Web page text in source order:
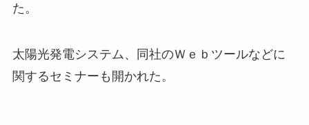
た。
太陽光発電システム、同社のＷｅｂツールなどに
関するセミナーも開かれた。